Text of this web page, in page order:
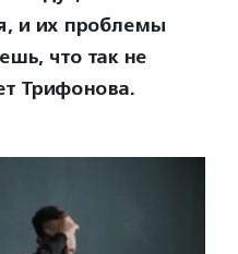
и их проблемы
что так не
Трифонова.